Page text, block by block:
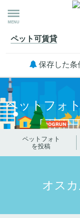
MENU
ペット可賃貸
保存した条
ペットフォ
ペットフォト
を投稿
オス